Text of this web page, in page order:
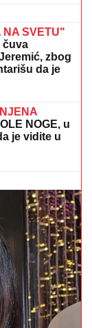
otkrile
na Novom
zbog
da je
pa se